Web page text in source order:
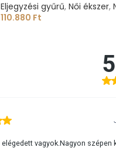
Eljegyzési gyűrű, Női ékszer,
110.880 Ft